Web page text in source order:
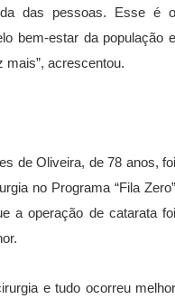
das pessoas. Esse é o
bem-estar da população e
acrescentou.
de Oliveira, de 78 anos, foi
no Programa “Fila Zero”
a operação de catarata foi
e tudo ocorreu melhor